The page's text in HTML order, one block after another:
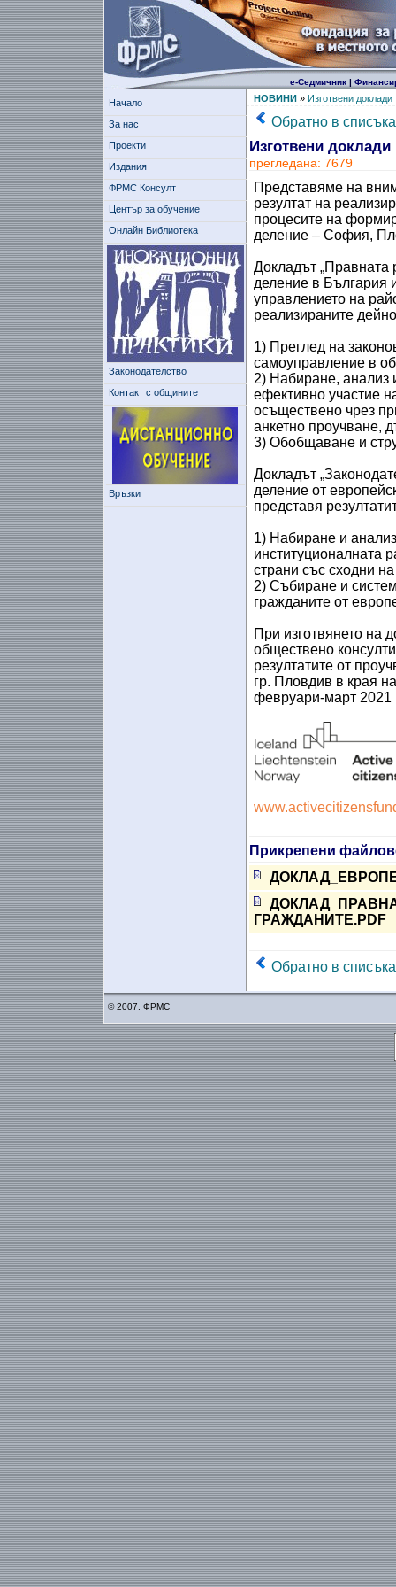
е-Седмичник|
Начало
За нас
Проекти
Издания
ФРМС Консулт
Център за обучение
Онлайн Библиотека
Законодателство
Контакт с общините
Връзки
НОВИНИ» Изготвени доклади
Обратно в списъка
Изготвени доклади
прегледана: 7679
Представяме на
резултат на
процесите на
деление – София,
Докладът „Правната
деление в България
управлението на
реализираните
1) Преглед на
самоуправление в
2) Набиране, анализ
ефективно участие
осъществено чрез
анкетно проучване,
3) Обобщаване и
Докладът
деление от
представя
1) Набиране и
институционалната
страни със сходни
2) Събиране и
гражданите от
При изготвянето на
обществено
резултатите от
гр. Пловдив в края
февруари-март 2021
Прикрепени
ГРАЖДАНИТЕ.PDF
Обратно в списъка
© 2007, ФРМС